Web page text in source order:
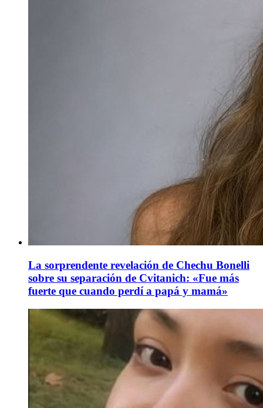
La sorprendente revelación de Chechu Bonelli
sobre su separación de Cvitanich: «Fue más
fuerte que cuando perdí a papá y mamá»